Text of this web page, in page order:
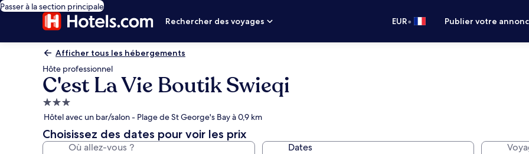
Passer à la section principale
Rechercher des voyages
EUR• Publier votre
Afficher tous les hébergements
Hôte professionnel
C'est La Vie Boutik Swieqi
Hébergement
3.0 étoiles
Hôtel avec un bar/salon - Plage de St George's Bay à 0,9 km
Choisissez des dates pour voir les prix
Où allez-vous ? Dates